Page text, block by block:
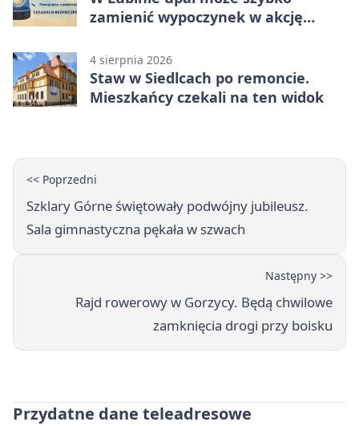
zamienić wypoczynek w akcję
4 sierpnia 2026
Staw w Siedlcach po remoncie.
Mieszkańcy czekali na ten widok
<< Poprzedni
Szklary Górne świętowały podwójny jubileusz.
Sala gimnastyczna pękała w szwach
Następny >>
Rajd rowerowy w Gorzycy. Będą chwilowe
zamknięcia drogi przy boisku
Przydatne dane teleadresowe